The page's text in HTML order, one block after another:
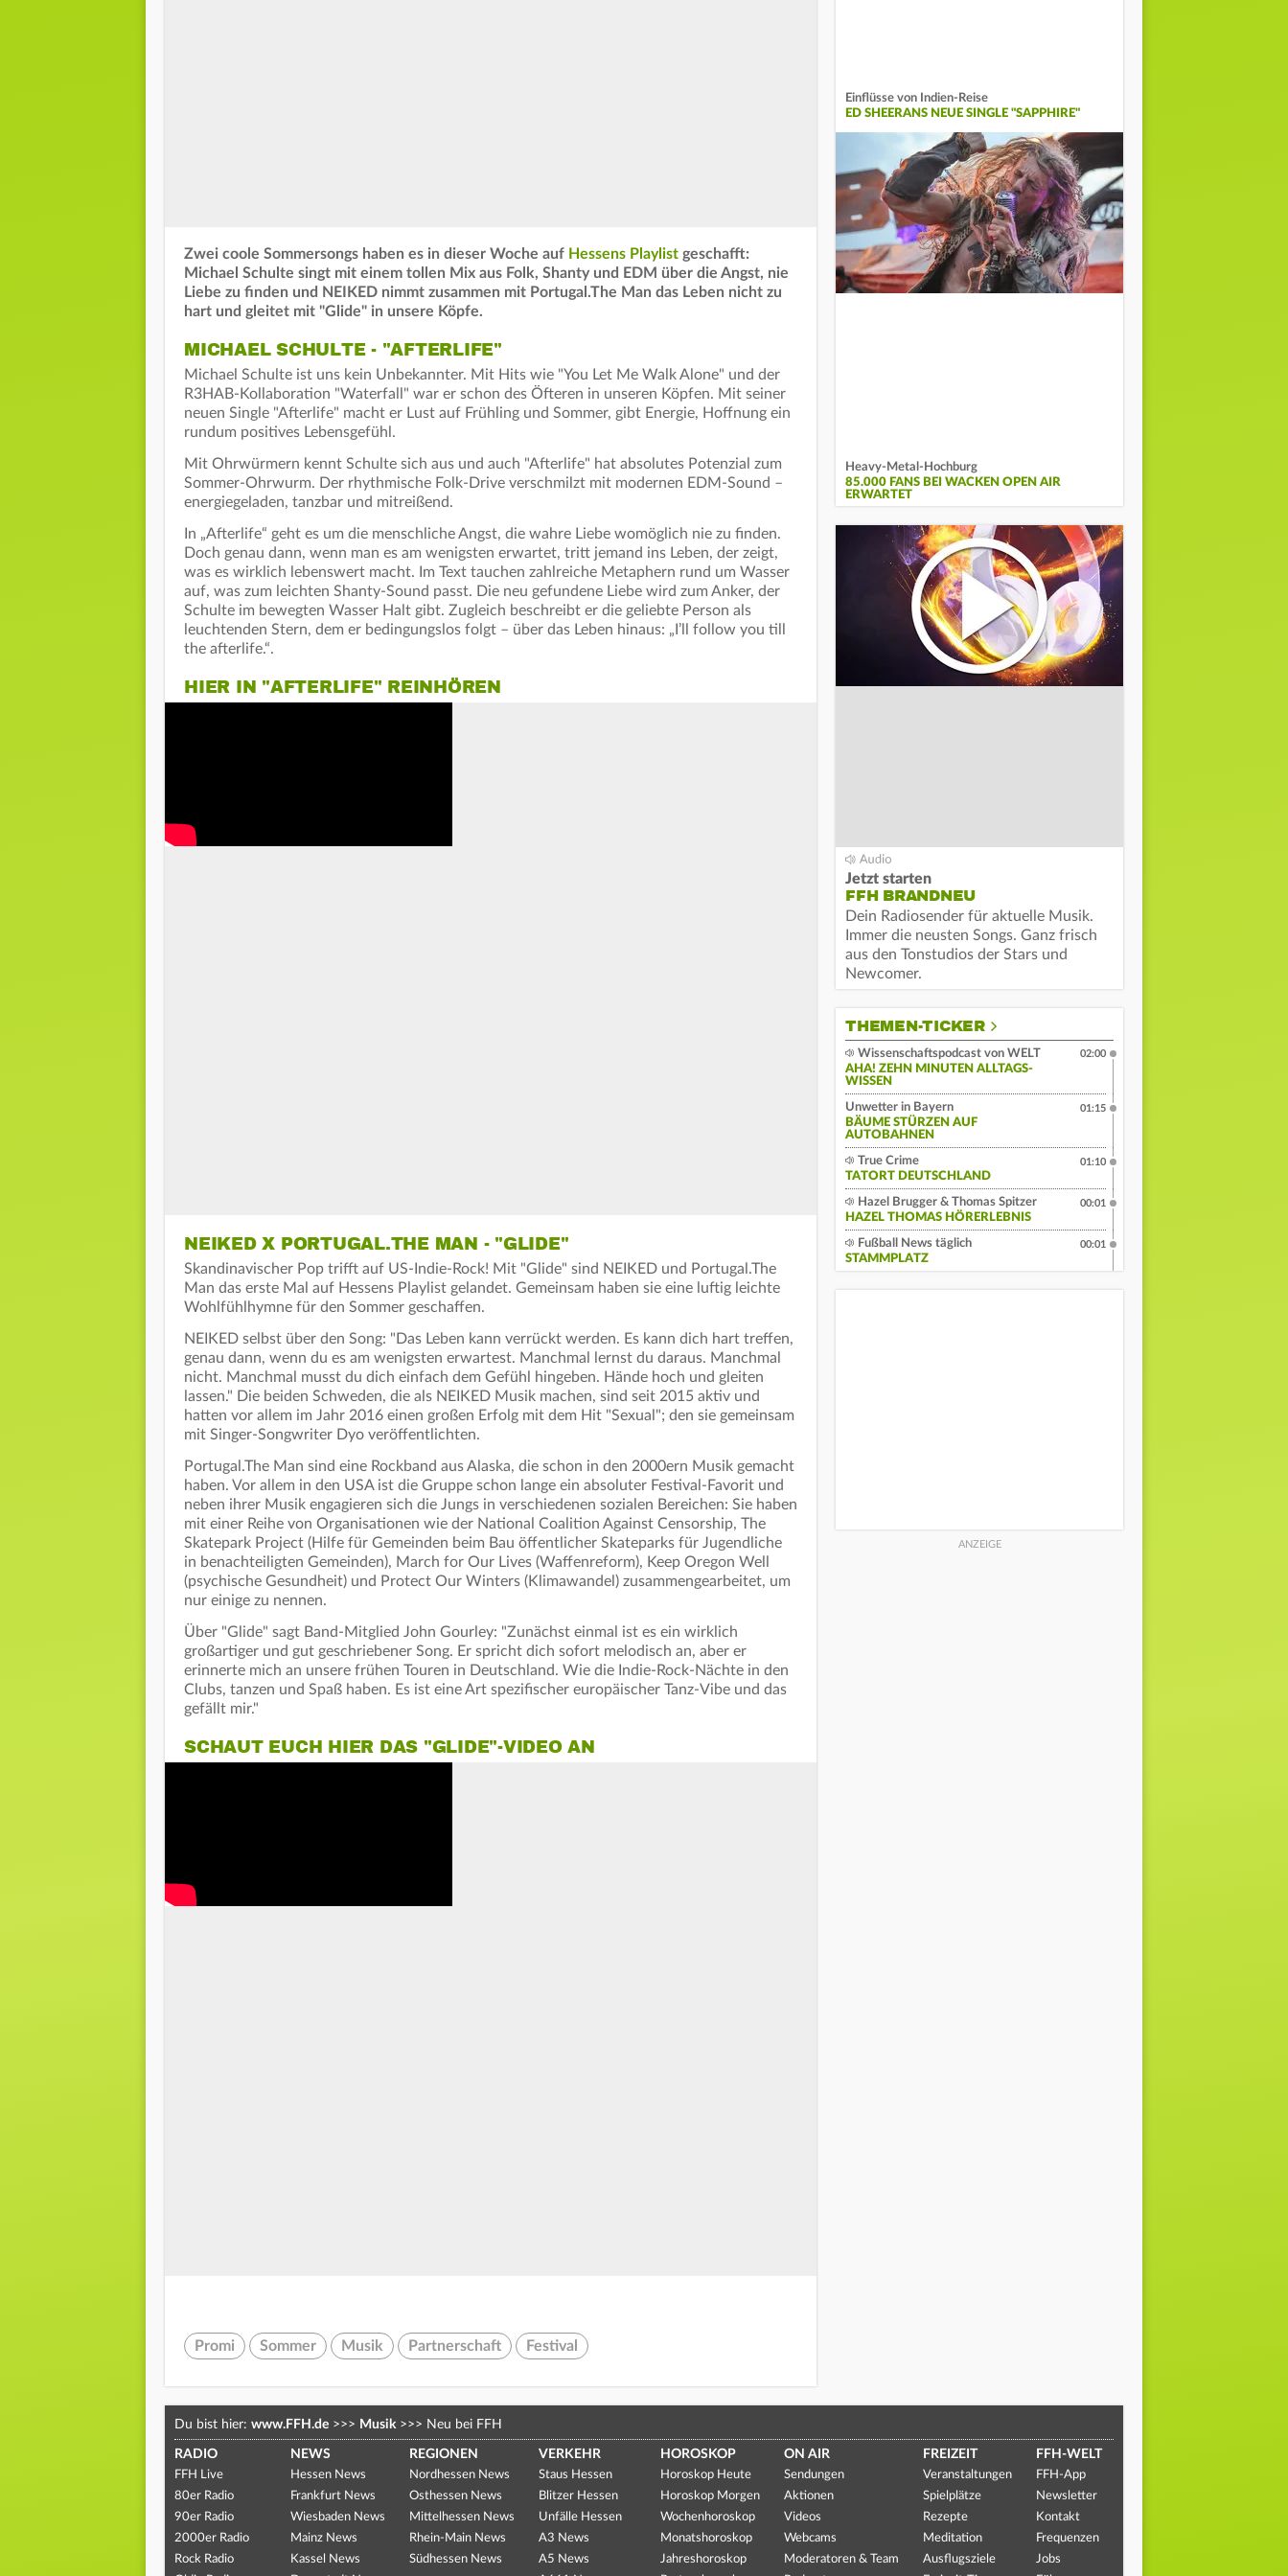
Zwei coole Sommersongs haben es in dieser Woche auf Hessens Playlist geschafft:
Michael Schulte singt mit einem tollen Mix aus Folk, Shanty und EDM über die Angst, nie
Liebe zu finden und NEIKED nimmt zusammen mit Portugal.The Man das Leben nicht zu
hart und gleitet mit "Glide" in unsere Köpfe.
MICHAEL SCHULTE - "AFTERLIFE"
Michael Schulte ist uns kein Unbekannter. Mit Hits wie "You Let Me Walk Alone" und der
R3HAB-Kollaboration "Waterfall" war er schon des Öfteren in unseren Köpfen. Mit seiner
neuen Single "Afterlife" macht er Lust auf Frühling und Sommer, gibt Energie, Hoffnung ein
rundum positives Lebensgefühl.
Mit Ohrwürmern kennt Schulte sich aus und auch "Afterlife" hat absolutes Potenzial zum
Sommer-Ohrwurm. Der rhythmische Folk-Drive verschmilzt mit modernen EDM-Sound –
energiegeladen, tanzbar und mitreißend.
In „Afterlife“ geht es um die menschliche Angst, die wahre Liebe womöglich nie zu finden.
Doch genau dann, wenn man es am wenigsten erwartet, tritt jemand ins Leben, der zeigt,
was es wirklich lebenswert macht. Im Text tauchen zahlreiche Metaphern rund um Wasser
auf, was zum leichten Shanty-Sound passt. Die neu gefundene Liebe wird zum Anker, der
Schulte im bewegten Wasser Halt gibt. Zugleich beschreibt er die geliebte Person als
leuchtenden Stern, dem er bedingungslos folgt – über das Leben hinaus: „I’ll follow you till
the afterlife.“.
HIER IN "AFTERLIFE" REINHÖREN
NEIKED X PORTUGAL.THE MAN - "GLIDE"
Skandinavischer Pop trifft auf US-Indie-Rock! Mit "Glide" sind NEIKED und Portugal.The
Man das erste Mal auf Hessens Playlist gelandet. Gemeinsam haben sie eine luftig leichte
Wohlfühlhymne für den Sommer geschaffen.
NEIKED selbst über den Song: "Das Leben kann verrückt werden. Es kann dich hart treffen,
genau dann, wenn du es am wenigsten erwartest. Manchmal lernst du daraus. Manchmal
nicht. Manchmal musst du dich einfach dem Gefühl hingeben. Hände hoch und gleiten
lassen." Die beiden Schweden, die als NEIKED Musik machen, sind seit 2015 aktiv und
hatten vor allem im Jahr 2016 einen großen Erfolg mit dem Hit "Sexual"; den sie gemeinsam
mit Singer-Songwriter Dyo veröffentlichten.
Portugal.The Man sind eine Rockband aus Alaska, die schon in den 2000ern Musik gemacht
haben. Vor allem in den USA ist die Gruppe schon lange ein absoluter Festival-Favorit und
neben ihrer Musik engagieren sich die Jungs in verschiedenen sozialen Bereichen: Sie haben
mit einer Reihe von Organisationen wie der National Coalition Against Censorship, The
Skatepark Project (Hilfe für Gemeinden beim Bau öffentlicher Skateparks für Jugendliche
in benachteiligten Gemeinden), March for Our Lives (Waffenreform), Keep Oregon Well
(psychische Gesundheit) und Protect Our Winters (Klimawandel) zusammengearbeitet, um
nur einige zu nennen.
Über "Glide" sagt Band-Mitglied John Gourley: "Zunächst einmal ist es ein wirklich
großartiger und gut geschriebener Song. Er spricht dich sofort melodisch an, aber er
erinnerte mich an unsere frühen Touren in Deutschland. Wie die Indie-Rock-Nächte in den
Clubs, tanzen und Spaß haben. Es ist eine Art spezifischer europäischer Tanz-Vibe und das
gefällt mir."
SCHAUT EUCH HIER DAS "GLIDE"-VIDEO AN
Promi Sommer Musik Partnerschaft Festival
Einflüsse von Indien-Reise
ED SHEERANS NEUE SINGLE "SAPPHIRE"
Heavy-Metal-Hochburg
85.000 FANS BEI WACKEN OPEN AIR
ERWARTET
Jetzt starten
FFH BRANDNEU
Dein Radiosender für aktuelle Musik.
Immer die neusten Songs. Ganz frisch
aus den Tonstudios der Stars und
Newcomer.
THEMEN-TICKER
Wissenschaftspodcast von WELT
AHA! ZEHN MINUTEN ALLTAGS-
WISSEN
02:00
Unwetter in Bayern
BÄUME STÜRZEN AUF
AUTOBAHNEN
01:15
True Crime
TATORT DEUTSCHLAND
01:10
Hazel Brugger & Thomas Spitzer
HAZEL THOMAS HÖRERLEBNIS
00:01
Fußball News täglich
STAMMPLATZ
00:01
Du bist hier: www.FFH.de >>> Musik >>> Neu bei FFH
RADIO
FFH Live
80er Radio
90er Radio
2000er Radio
Rock Radio
NEWS
Hessen News
Frankfurt News
Wiesbaden News
Mainz News
Kassel News
REGIONEN
Nordhessen News
Osthessen News
Mittelhessen News
Rhein-Main News
Südhessen News
VERKEHR
Staus Hessen
Blitzer Hessen
Unfälle Hessen
A3 News
A5 News
HOROSKOP
Horoskop Heute
Horoskop Morgen
Wochenhoroskop
Monatshoroskop
Jahreshoroskop
ON AIR
Sendungen
Aktionen
Videos
Webcams
Moderatoren & Team
FREIZEIT
Veranstaltungen
Spielplätze
Rezepte
Meditation
Ausflugsziele
FFH-WELT
FFH-App
Newsletter
Kontakt
Frequenzen
Jobs